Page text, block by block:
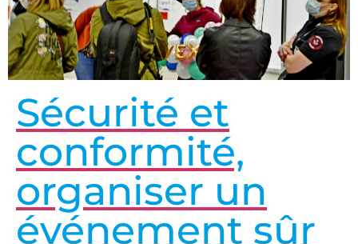
Sécurité et
conformité,
organiser un
événement sûr